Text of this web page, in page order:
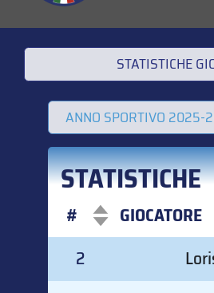
STATISTICHE
STATISTICHE
# GIOCATORE
#
GIOCATORE
2